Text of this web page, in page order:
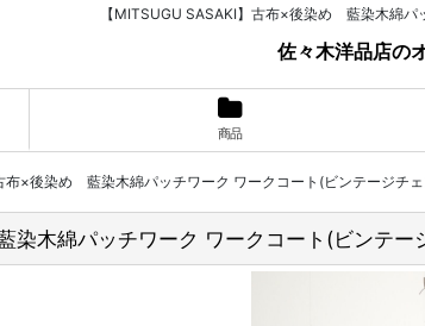
【MITSUGU SASAKI】古布×後染め 藍染木綿パ
佐々木洋品店の
商品
布×後染め 藍染木綿パッチワーク ワークコート(ビンテージチ
木綿パッチワーク ワークコート(ビンテー